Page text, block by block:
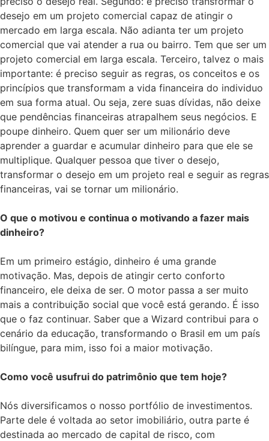
desejo em um projeto comercial capaz de atingir o
mercado em larga escala. Não adianta ter um projeto
comercial que vai atender a rua ou bairro. Tem que ser um
projeto comercial em larga escala. Terceiro, talvez o mais
importante: é preciso seguir as regras, os conceitos e os
princípios que transformam a vida financeira do individuo
em sua forma atual. Ou seja, zere suas dívidas, não deixe
que pendências financeiras atrapalhem seus negócios. E
poupe dinheiro. Quem quer ser um milionário deve
aprender a guardar e acumular dinheiro para que ele se
multiplique. Qualquer pessoa que tiver o desejo,
transformar o desejo em um projeto real e seguir as regras
financeiras, vai se tornar um milionário.
O que o motivou e continua o motivando a fazer mais
dinheiro?
Em um primeiro estágio, dinheiro é uma grande
motivação. Mas, depois de atingir certo conforto
financeiro, ele deixa de ser. O motor passa a ser muito
mais a contribuição social que você está gerando. É isso
que o faz continuar. Saber que a Wizard contribui para o
cenário da educação, transformando o Brasil em um país
bilíngue, para mim, isso foi a maior motivação.
Como você usufrui do patrimônio que tem hoje?
Nós diversificamos o nosso portfólio de investimentos.
Parte dele é voltada ao setor imobiliário, outra parte é
destinada ao mercado de capital de risco, com